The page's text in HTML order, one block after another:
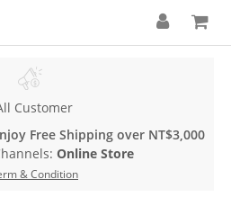
Customer
Free Shipping over NT$3,000
Online Store
& Condition